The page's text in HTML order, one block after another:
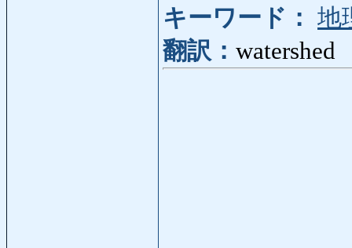
キーワード： 地
翻訳： watershed